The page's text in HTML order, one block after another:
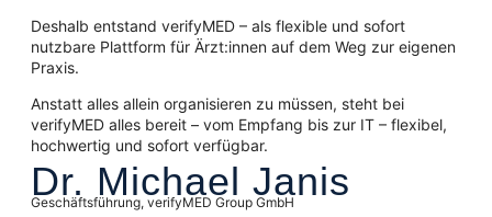
Deshalb entstand verifyMED – als flexible und sofort
nutzbare Plattform für Ärzt:innen auf dem Weg zur eigenen
Praxis.
Anstatt alles allein organisieren zu müssen, steht bei
verifyMED alles bereit – vom Empfang bis zur IT – flexibel,
hochwertig und sofort verfügbar.
Dr. Michael Janis
Geschäftsführung, verifyMED Group GmbH